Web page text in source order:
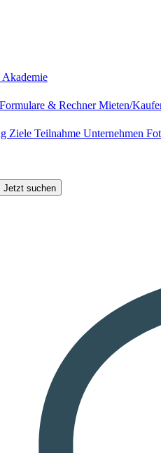
Formulare & RechnerMieten/
Ziele Teilnahme Unternehmen
Jetzt suchen